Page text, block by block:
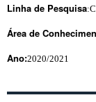
Linha de Pesquisa
Área de
Ano:2020/2021